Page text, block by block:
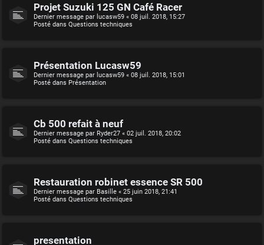
Projet Suzuki 125 GN Café Racer
Dernier message par lucasw59 « 08 juil. 2018, 15:27
Posté dans Questions techniques
Présentation Lucasw59
Dernier message par lucasw59 « 08 juil. 2018, 15:01
Posté dans Présentation
Cb 500 refait à neuf
Dernier message par Ryder27 « 02 juil. 2018, 20:02
Posté dans Questions techniques
Restauration robinet essence SR 500
Dernier message par Basille « 25 juin 2018, 21:41
Posté dans Questions techniques
presentation